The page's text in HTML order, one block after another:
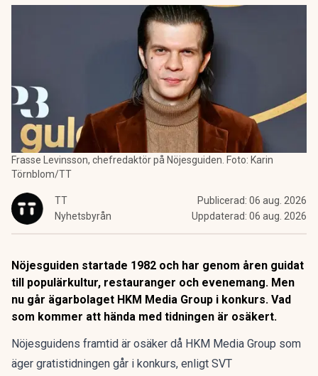
Frasse Levinsson, chefredaktör på Nöjesguiden. Foto: Karin
Törnblom/TT
TT
Nyhetsbyrån
Publicerad: 06 aug. 2026
Uppdaterad: 06 aug. 2026
Nöjesguiden startade 1982 och har genom åren guidat
till populärkultur, restauranger och evenemang. Men
nu går ägarbolaget HKM Media Group i konkurs. Vad
som kommer att hända med tidningen är osäkert.
Nöjesguidens framtid är osäker då HKM Media Group som
äger gratistidningen går i konkurs, enligt SVT